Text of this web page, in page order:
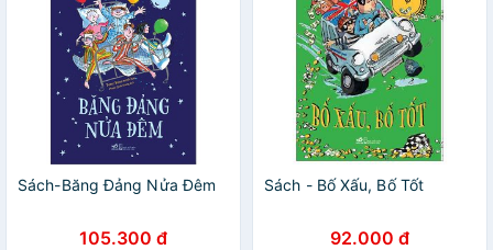
Sách-Băng Đảng Nửa Đêm
105.300 đ
Sách - Bố Xấu, Bố Tốt
92.000 đ